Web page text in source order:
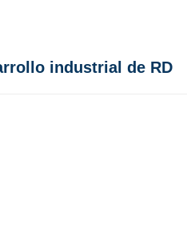
industrial de RD